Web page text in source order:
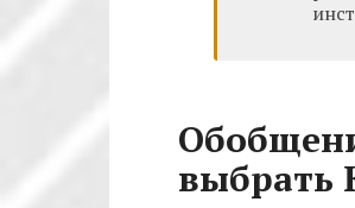
выбрать